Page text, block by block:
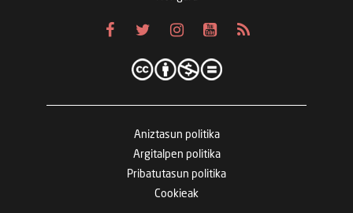
Aniztasun politika
Argitalpen politika
Pribatutasun politika
Cookieak